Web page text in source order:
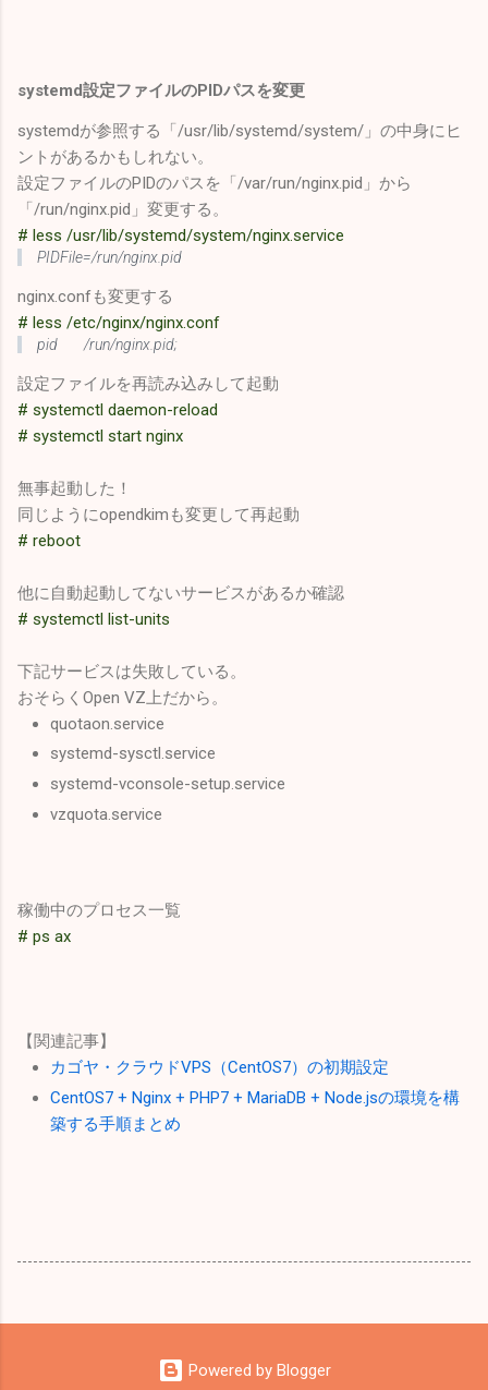
systemd設定ファイルのPIDパスを変更
systemdが参照する「/usr/lib/systemd/system/」の中身にヒ
ントがあるかもしれない。
設定ファイルのPIDのパスを「/var/run/nginx.pid」から
「/run/nginx.pid」変更する。
# less /usr/lib/systemd/system/nginx.service
PIDFile=/run/nginx.pid
nginx.confも変更する
# less /etc/nginx/nginx.conf
pid /run/nginx.pid;
設定ファイルを再読み込みして起動
# systemctl daemon-reload
# systemctl start nginx
無事起動した！
同じようにopendkimも変更して再起動
# reboot
他に自動起動してないサービスがあるか確認
# systemctl list-units
下記サービスは失敗している。
おそらくOpen VZ上だから。
quotaon.service
systemd-sysctl.service
systemd-vconsole-setup.service
vzquota.service
稼働中のプロセス一覧
# ps ax
【関連記事】
カゴヤ・クラウドVPS（CentOS7）の初期設定
CentOS7 + Nginx + PHP7 + MariaDB + Node.jsの環境を構
築する手順まとめ
Powered by Blogger